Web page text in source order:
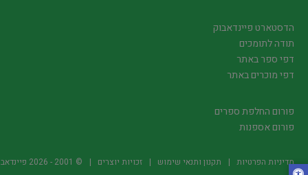
הדסטארט פיינדאבוק
תודה לתומכים
דפי ספר באתר
דפי מוכרים באתר
פורום החלפת ספרים
פורום אספנות
מדיניות הפרטיות תקנון ותנאי שימוש זכויות יוצרים © 2001 -
2026